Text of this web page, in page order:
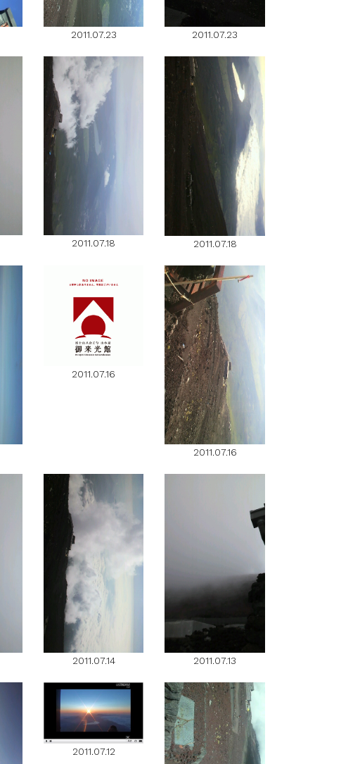
2011.07.23 2011.07.23
2011.07.18 2011.07.18
2011.07.16
2011.07.16
2011.07.14 2011.07.13
2011.07.12